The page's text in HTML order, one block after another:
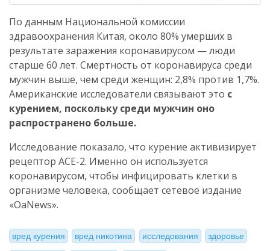
По данным Национальной комиссии
здравоохранения Китая, около 80% умерших в
результате заражения коронавирусом — люди
старше 60 лет. Смертность от коронавируса среди
мужчин выше, чем среди женщин: 2,8% против 1,7%.
Американские исследователи связывают это с
курением, поскольку среди мужчин оно
распространено больше.
Исследование показало, что курение активизирует
рецептор ACE-2. Именно он используется
коронавирусом, чтобы инфицировать клетки в
организме человека, сообщает сетевое издание
«OaNews».
вред курения вред никотина исследования здоровье